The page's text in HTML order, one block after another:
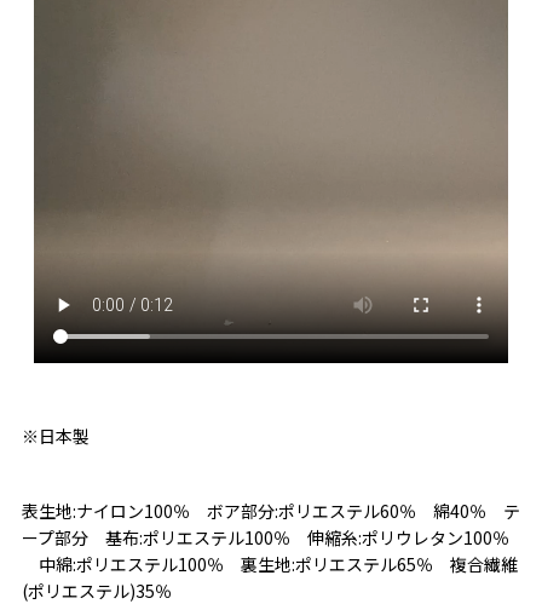
※日本製
表生地:ナイロン100％ ボア部分:ポリエステル60％ 綿40％ テ
ープ部分 基布:ポリエステル100％ 伸縮糸:ポリウレタン100％
中綿:ポリエステル100％ 裏生地:ポリエステル65％ 複合繊維
(ポリエステル)35％